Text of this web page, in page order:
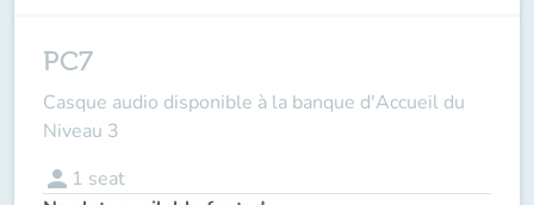
PC7
Casque audio disponible à la banque d'Accueil du
Niveau 3
person 1 seat